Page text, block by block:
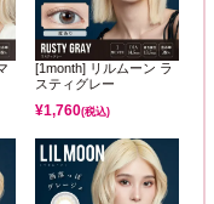
[1month] リルムーン ラ
スティグレー
¥1,760(税込)